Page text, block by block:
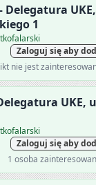
Delegatura
1
Zaloguj się aby
nie jest
UKE,
Zaloguj się aby
1 osoba